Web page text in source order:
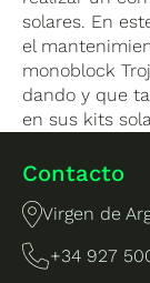
solares. En
el
monoblock
dando y que
en sus kits
Contacto
Virgen de
+34 927